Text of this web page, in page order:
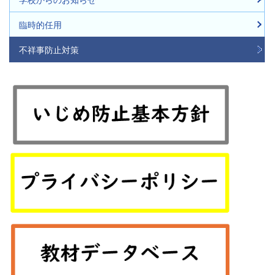
臨時的任用
不祥事防止対策